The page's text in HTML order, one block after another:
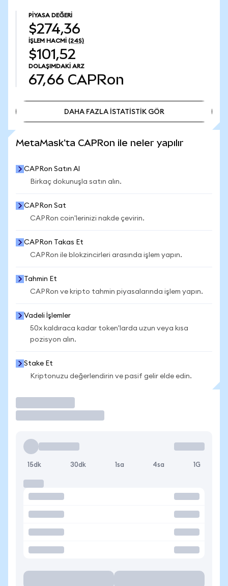
PIYASA DEĞERI
$274,36
İŞLEM HACMI (24S)
$101,52
DOLAŞIMDAKI ARZ
67,66 CAPRon
DAHA FAZLA İSTATİSTİK GÖR
MetaMask'ta CAPRon ile neler yapılır
CAPRon Satın Al
Birkaç dokunuşla satın alın.
CAPRon Sat
CAPRon coin'lerinizi nakde çevirin.
CAPRon Takas Et
CAPRon ile blokzincirleri arasında işlem yapın.
Tahmin Et
CAPRon ve kripto tahmin piyasalarında işlem yapın.
Vadeli İşlemler
50x kaldıraca kadar token'larda uzun veya kısa
pozisyon alın.
Stake Et
Kriptonuzu değerlendirin ve pasif gelir elde edin.
15dk 30dk 1sa 4sa 1G